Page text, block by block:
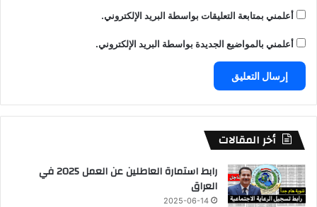
أعلمني بمتابعة التعليقات بواسطة البريد الإلكتروني.
أعلمني بالمواضيع الجديدة بواسطة البريد الإلكتروني.
أخر المقالات
رابط استمارة العاطلين عن العمل 2025 في
العراق
2025-06-14